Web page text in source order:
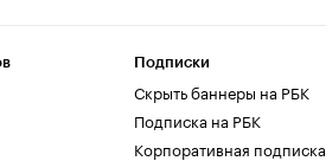
Подписки
Скрыть баннеры на РБК
Подписка на РБК
Корпоративная подписка